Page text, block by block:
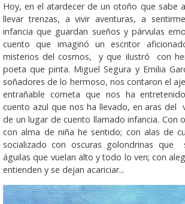
Hoy, en el atardecer de un otoño que sabe
llevar trenzas, a vivir aventuras, a
infancia que guardan sueños y párvulas
cuento que imaginó un escritor
misterios del cosmos, y que ilustró con
poeta que pinta. Miguel Segura y Emilia
soñadores de lo hermoso, nos contaron el
entrañable cometa que nos ha
cuento azul que nos ha llevado, en aras del
de un lugar de cuento llamado infancia. Con
con alma de niña he sentido; con alas de
socializado con oscuras golondrinas que
águilas que vuelan alto y todo lo ven; con
entienden y se dejan acariciar...